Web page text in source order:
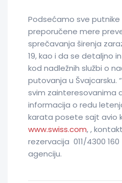
Podsećamo sve
preporučene mere
sprečavanja širenja
19, kao i da se detaljno
kod nadležnih službi o
putovanja u Švajcarsku.
svim zainteresovanima
informacija o redu
karata posete sajt avio
www.swiss.com, ,
rezervacija 011/4300
agenciju.